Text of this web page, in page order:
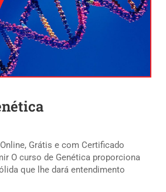
Grátis e com Certificado
O curso de Genética proporciona
que lhe dará entendimento